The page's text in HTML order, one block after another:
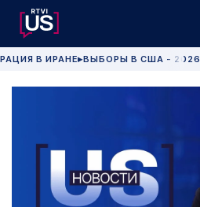
В ИРАНЕ▶ВЫБОРЫ В США - 2026